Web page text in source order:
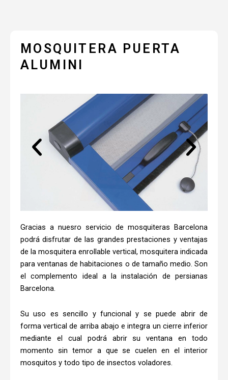
MOSQUITERA PUERTA
ALUMINI
Gracias a nuesro servicio de mosquiteras Barcelona
podrá disfrutar de las grandes prestaciones y ventajas
de la mosquitera enrollable vertical, mosquitera indicada
para ventanas de habitaciones o de tamaño medio. Son
el complemento ideal a la instalación de persianas
Barcelona.
Su uso es sencillo y funcional y se puede abrir de
forma vertical de arriba abajo e integra un cierre inferior
mediante el cual podrá abrir su ventana en todo
momento sin temor a que se cuelen en el interior
mosquitos y todo tipo de insectos voladores.